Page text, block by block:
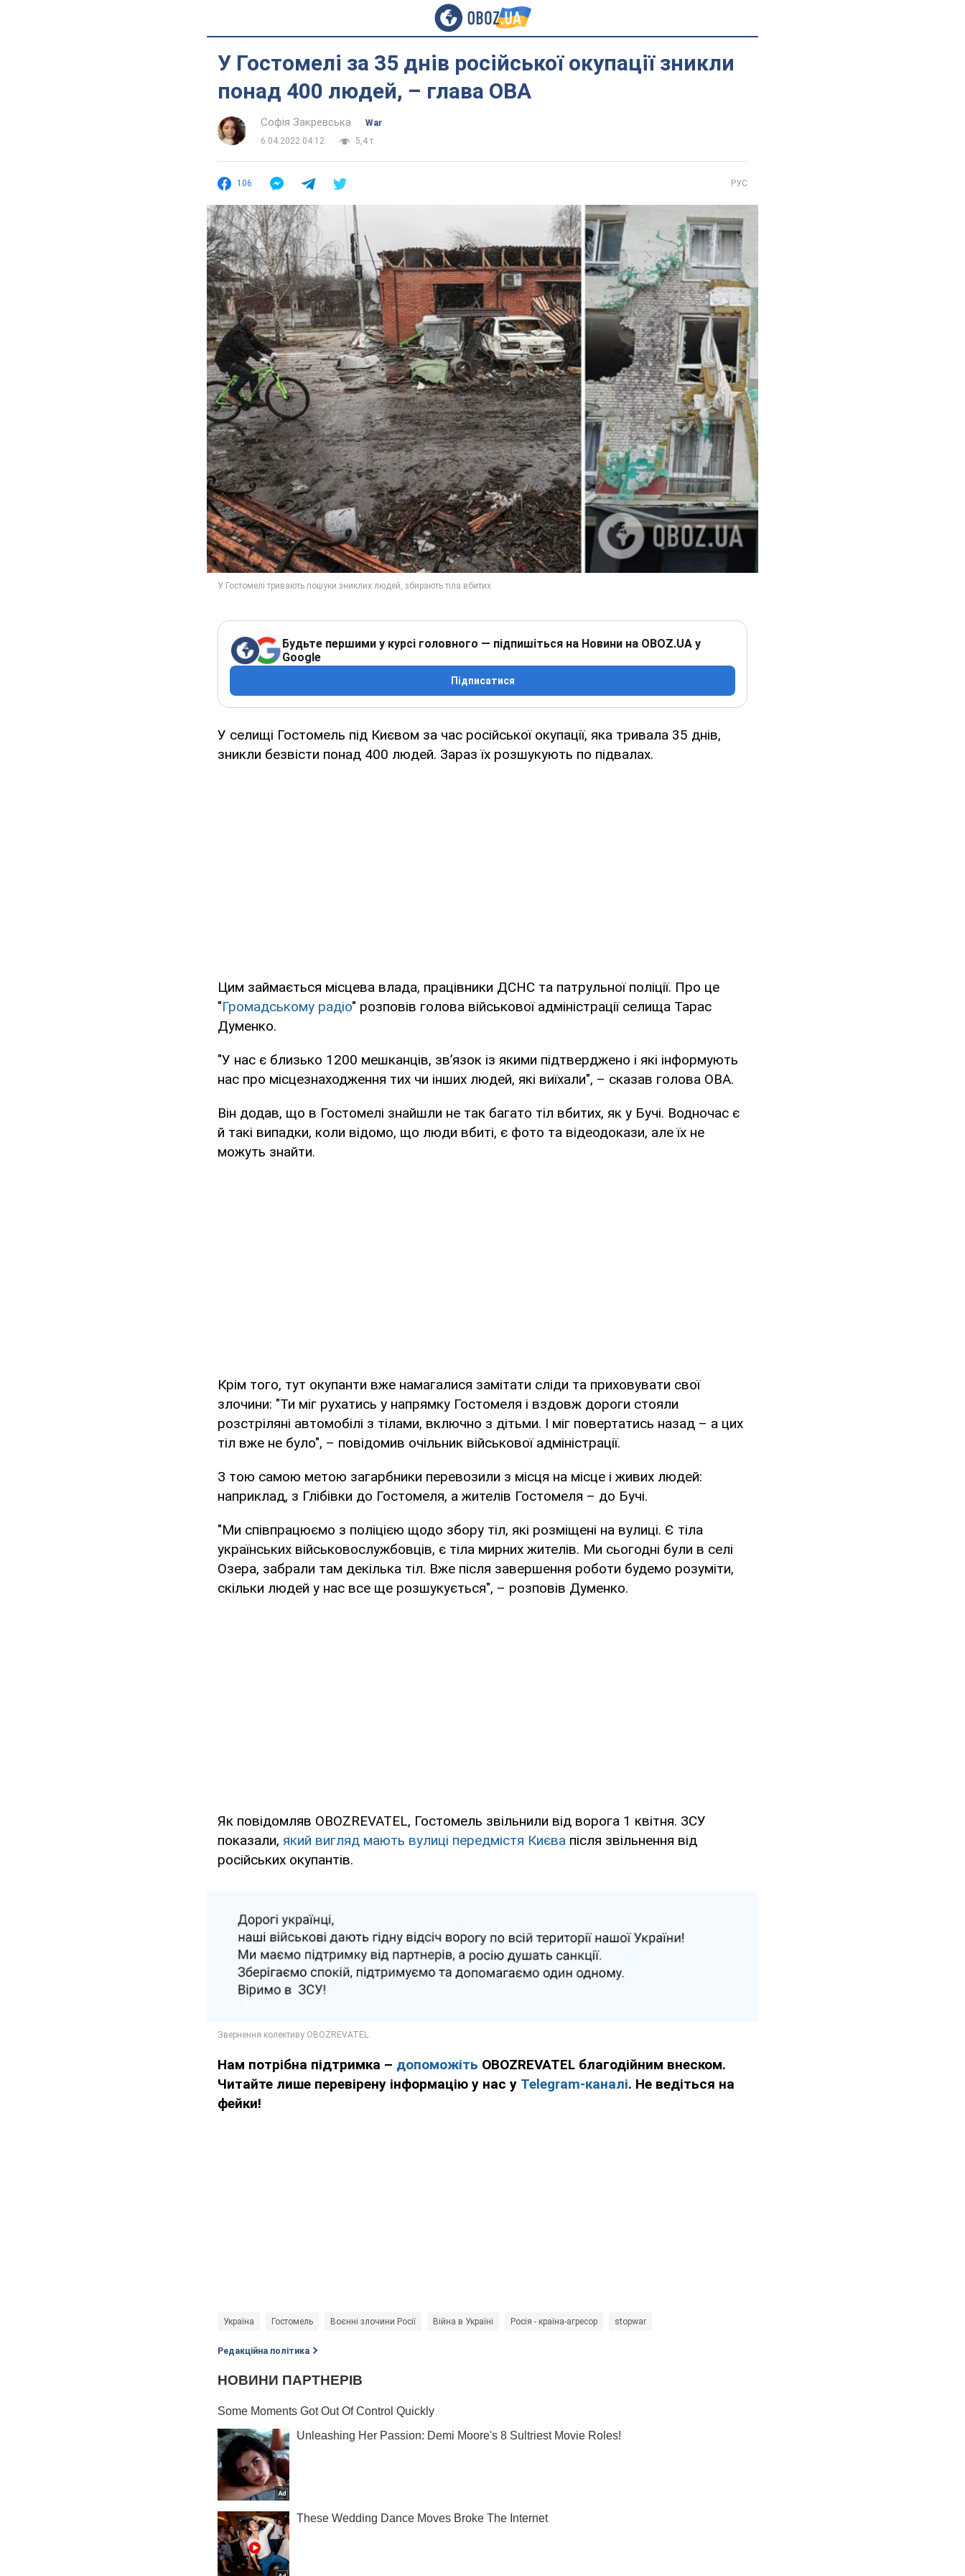
У Гостомелі за 35 днів російської окупації зникли
понад 400 людей, – глава ОВА
Софія Закревська
War
6.04.2022 04:12
5,4 т.
106 РУС
Будьте першими у курсі головного — підпишіться на Новини на OBOZ.UA у
Google
Підписатися
У селищі Гостомель під Києвом за час російської окупації, яка тривала 35 днів,
зникли безвісти понад 400 людей. Зараз їх розшукують по підвалах.
Цим займається місцева влада, працівники ДСНС та патрульної поліції. Про це
"Громадському радіо" розповів голова військової адміністрації селища Тарас
Думенко.
"У нас є близько 1200 мешканців, зв’язок із якими підтверджено і які інформують
нас про місцезнаходження тих чи інших людей, які виїхали", – сказав голова ОВА.
Він додав, що в Гостомелі знайшли не так багато тіл вбитих, як у Бучі. Водночас є
й такі випадки, коли відомо, що люди вбиті, є фото та відеодокази, але їх не
можуть знайти.
Крім того, тут окупанти вже намагалися замітати сліди та приховувати свої
злочини: "Ти міг рухатись у напрямку Гостомеля і вздовж дороги стояли
розстріляні автомобілі з тілами, включно з дітьми. І міг повертатись назад – а цих
тіл вже не було", – повідомив очільник військової адміністрації.
З тою самою метою загарбники перевозили з місця на місце і живих людей:
наприклад, з Глібівки до Гостомеля, а жителів Гостомеля – до Бучі.
"Ми співпрацюємо з поліцією щодо збору тіл, які розміщені на вулиці. Є тіла
українських військовослужбовців, є тіла мирних жителів. Ми сьогодні були в селі
Озера, забрали там декілька тіл. Вже після завершення роботи будемо розуміти,
скільки людей у нас все ще розшукується", – розповів Думенко.
Як повідомляв OBOZREVATEL, Гостомель звільнили від ворога 1 квітня. ЗСУ
показали, який вигляд мають вулиці передмістя Києва після звільнення від
російських окупантів.
Нам потрібна підтримка – допоможіть OBOZREVATEL благодійним внеском.
Читайте лише перевірену інформацію у нас у Telegram-каналі. Не ведіться на
фейки!
Україна Гостомель Воєнні злочини Росії Війна в Україні Росія - країна-агресор stopwar
Редакційна політика